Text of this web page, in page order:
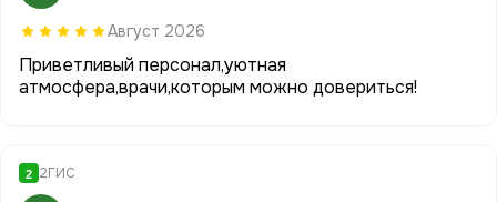
Август 2026
Приветливый персонал,уютная
атмосфера,врачи,которым можно довериться!
2 2ГИС